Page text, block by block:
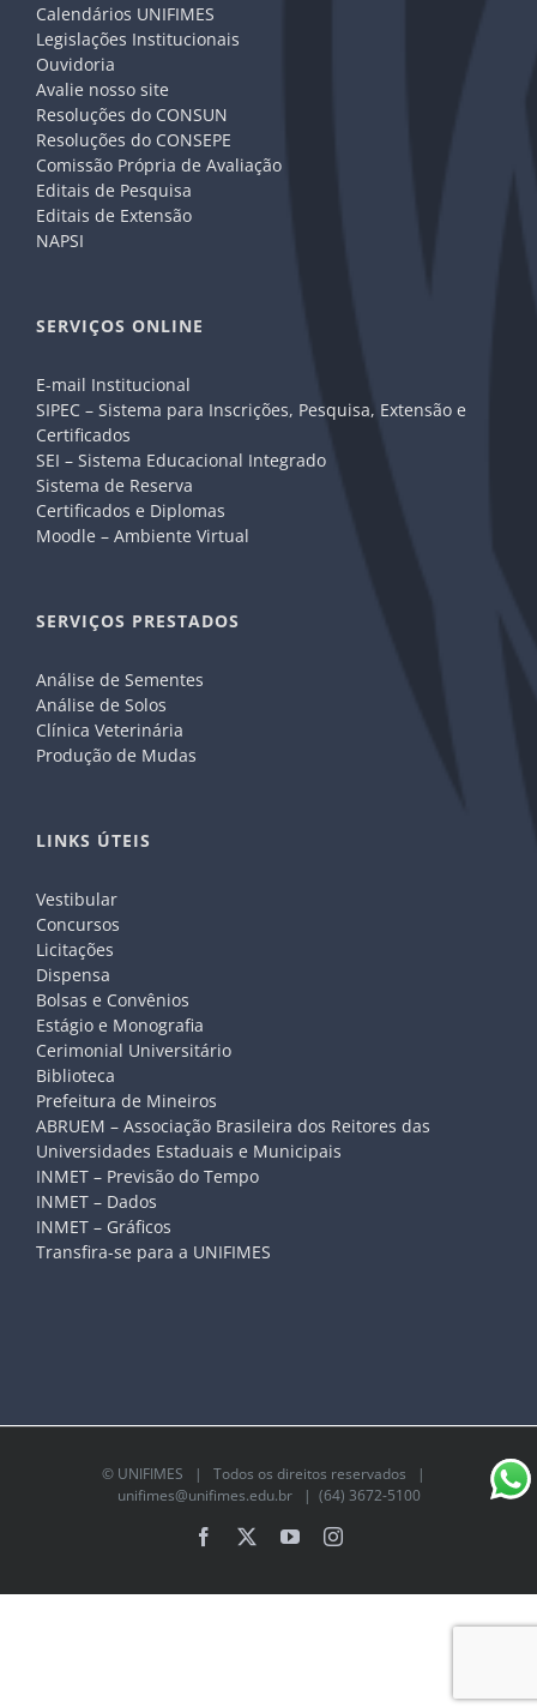
Calendários UNIFIMES
Legislações Institucionais
Ouvidoria
Avalie nosso site
Resoluções do CONSUN
Resoluções do CONSEPE
Comissão Própria de Avaliação
Editais de Pesquisa
Editais de Extensão
NAPSI
SERVIÇOS ONLINE
E-mail Institucional
SIPEC – Sistema para Inscrições, Pesquisa, Extensão e
Certificados
SEI – Sistema Educacional Integrado
Sistema de Reserva
Certificados e Diplomas
Moodle – Ambiente Virtual
SERVIÇOS PRESTADOS
Análise de Sementes
Análise de Solos
Clínica Veterinária
Produção de Mudas
LINKS ÚTEIS
Vestibular
Concursos
Licitações
Dispensa
Bolsas e Convênios
Estágio e Monografia
Cerimonial Universitário
Biblioteca
Prefeitura de Mineiros
ABRUEM – Associação Brasileira dos Reitores das
Universidades Estaduais e Municipais
INMET – Previsão do Tempo
INMET – Dados
INMET – Gráficos
Transfira-se para a UNIFIMES
© UNIFIMES | Todos os direitos reservados |
unifimes@unifimes.edu.br| (64) 3672-5100
Facebook YouTubeInstagram